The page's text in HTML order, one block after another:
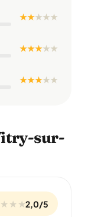
★ ★★★★
★ ★ ★★★
★ ★ ★★★
sur-
★ ★ ★2,0/5